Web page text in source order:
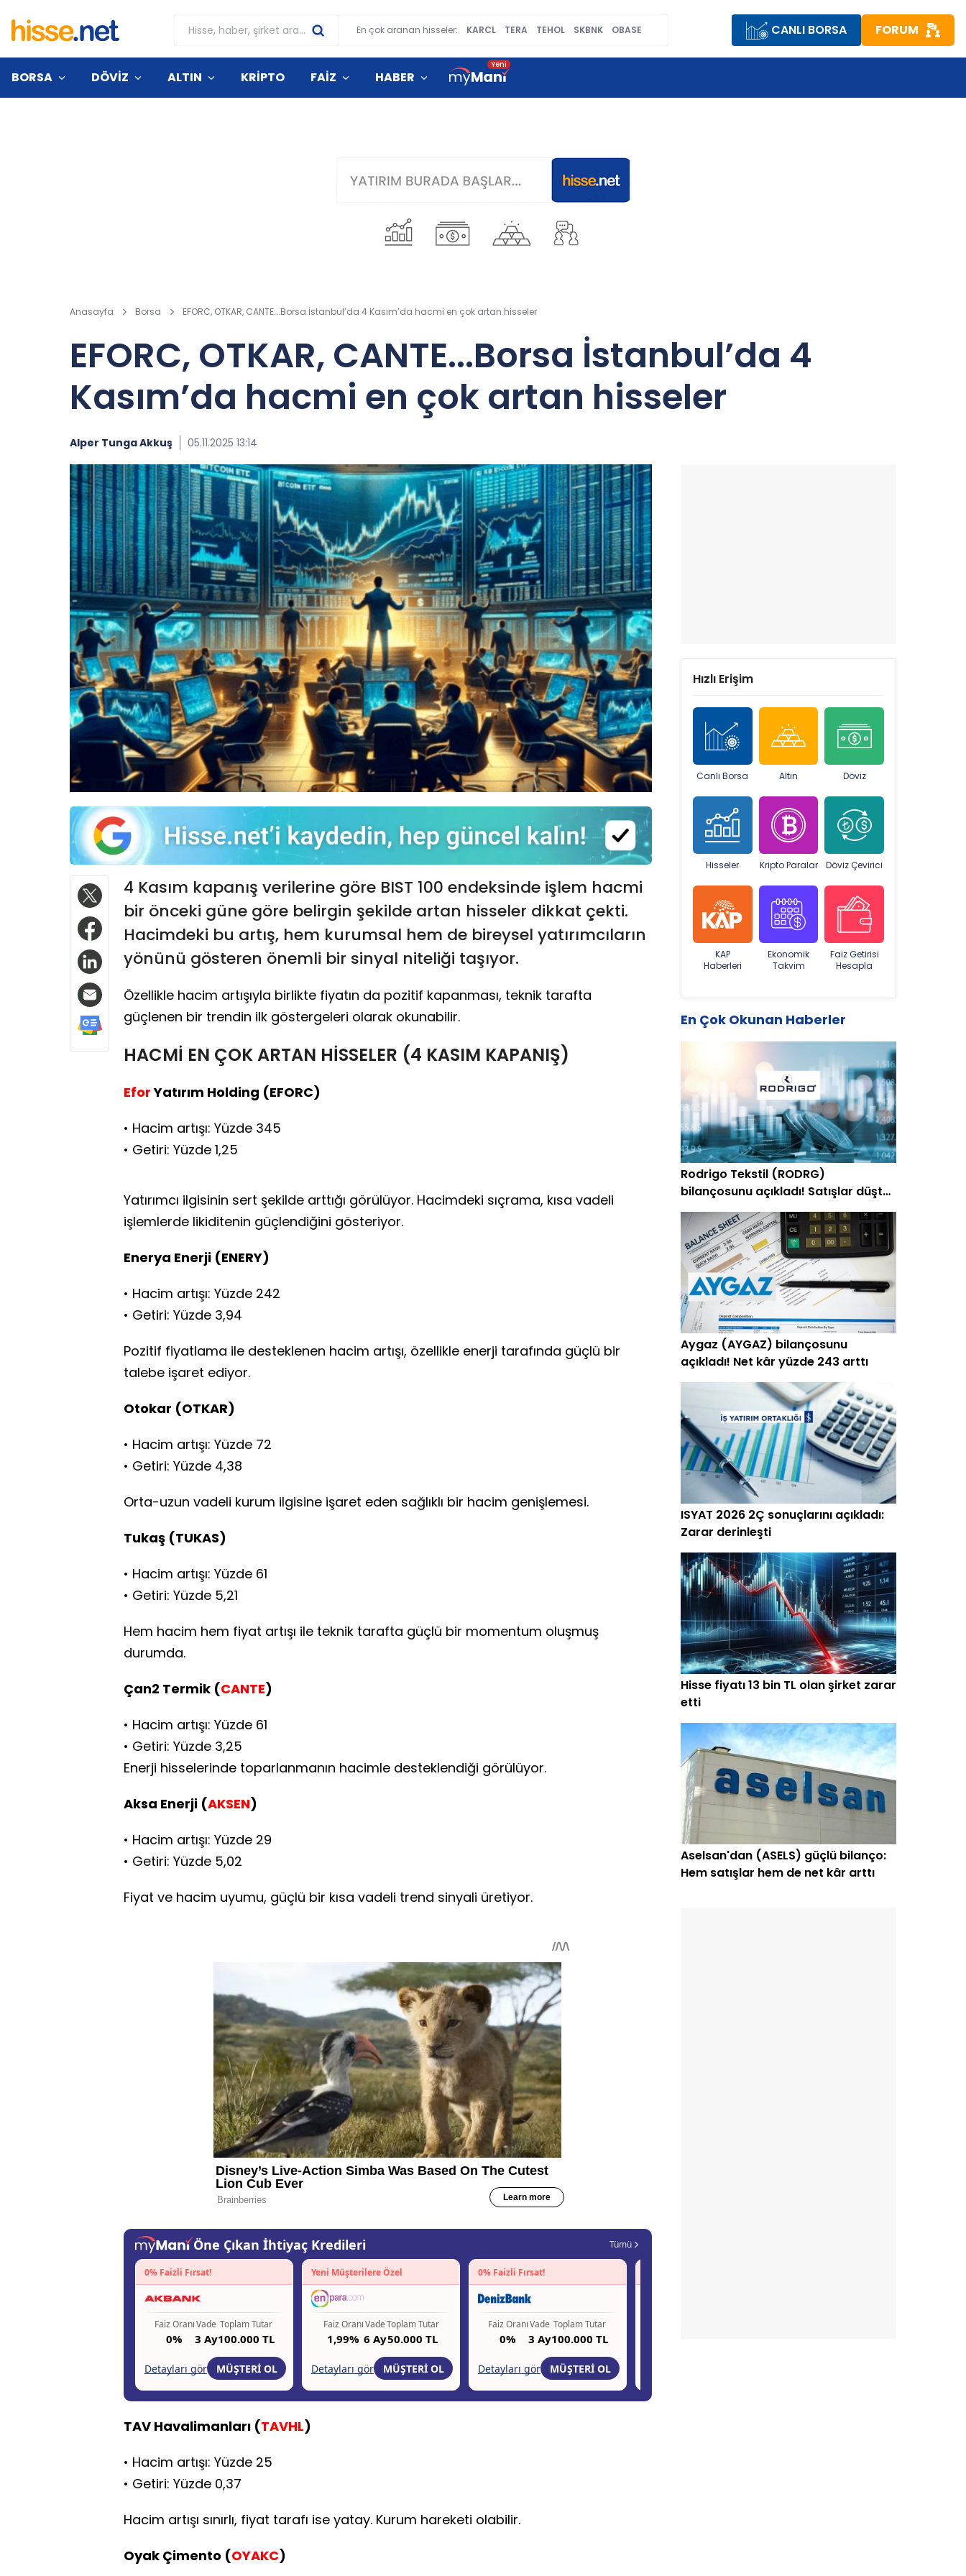
En çok aranan hisseler: KARCL TERA TEHOL SKBNK OBASE CANLI BORSA FORUM
BORSA DÖVİZ ALTIN KRİPTO FAİZ HABER
Anasayfa Borsa EFORC, OTKAR, CANTE...Borsa İstanbul’da 4 Kasım’da hacmi en çok artan hisseler
EFORC, OTKAR, CANTE...Borsa İstanbul’da 4
Kasım’da hacmi en çok artan hisseler
Alper Tunga Akkuş 05.11.2025 13:14
4 Kasım kapanış verilerine göre BIST 100 endeksinde işlem hacmi
bir önceki güne göre belirgin şekilde artan hisseler dikkat çekti.
Hacimdeki bu artış, hem kurumsal hem de bireysel yatırımcıların
yönünü gösteren önemli bir sinyal niteliği taşıyor.
Özellikle hacim artışıyla birlikte fiyatın da pozitif kapanması, teknik tarafta
güçlenen bir trendin ilk göstergeleri olarak okunabilir.
HACMİ EN ÇOK ARTAN HİSSELER (4 KASIM KAPANIŞ)
EforYatırım Holding (EFORC)
• Hacim artışı: Yüzde 345
• Getiri: Yüzde 1,25
Yatırımcı ilgisinin sert şekilde arttığı görülüyor. Hacimdeki sıçrama, kısa vadeli
işlemlerde likiditenin güçlendiğini gösteriyor.
Enerya Enerji (ENERY)
• Hacim artışı: Yüzde 242
• Getiri: Yüzde 3,94
Pozitif fiyatlama ile desteklenen hacim artışı, özellikle enerji tarafında güçlü bir
talebe işaret ediyor.
Otokar (OTKAR)
• Hacim artışı: Yüzde 72
• Getiri: Yüzde 4,38
Orta-uzun vadeli kurum ilgisine işaret eden sağlıklı bir hacim genişlemesi.
Tukaş (TUKAS)
• Hacim artışı: Yüzde 61
• Getiri: Yüzde 5,21
Hem hacim hem fiyat artışı ile teknik tarafta güçlü bir momentum oluşmuş
durumda.
Çan2 Termik (CANTE)
• Hacim artışı: Yüzde 61
• Getiri: Yüzde 3,25
Enerji hisselerinde toparlanmanın hacimle desteklendiği görülüyor.
Aksa Enerji (AKSEN)
• Hacim artışı: Yüzde 29
• Getiri: Yüzde 5,02
Fiyat ve hacim uyumu, güçlü bir kısa vadeli trend sinyali üretiyor.
TAV Havalimanları (TAVHL)
• Hacim artışı: Yüzde 25
• Getiri: Yüzde 0,37
Hacim artışı sınırlı, fiyat tarafı ise yatay. Kurum hareketi olabilir.
Oyak Çimento (OYAKC)
Hızlı Erişim
Canlı Borsa Altın Döviz
Hisseler Kripto Paralar Döviz Çevirici
KAP
Haberleri
Ekonomik
Takvim
Faiz Getirisi
Hesapla
En Çok Okunan Haberler
Rodrigo Tekstil (RODRG)
bilançosunu açıkladı! Satışlar düştü,
zarar azaldı
Aygaz (AYGAZ) bilançosunu
açıkladı! Net kâr yüzde 243 arttı
ISYAT 2026 2Ç sonuçlarını açıkladı:
Zarar derinleşti
Hisse fiyatı 13 bin TL olan şirket zarar
etti
Aselsan'dan (ASELS) güçlü bilanço:
Hem satışlar hem de net kâr arttı